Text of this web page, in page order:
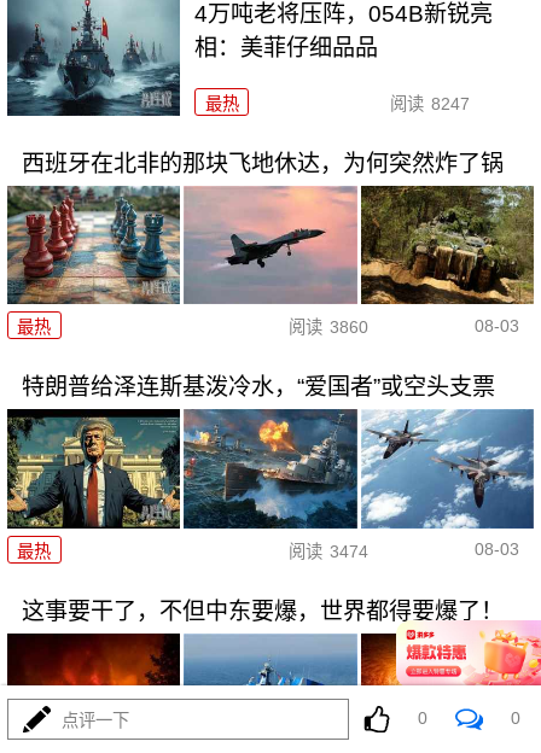
4万吨老将压阵，054B新锐亮
相：美菲仔细品品
最热 阅读 8247
西班牙在北非的那块飞地休达，为何突然炸了锅
最热 阅读 3860 08-03
特朗普给泽连斯基泼冷水，“爱国者”或空头支票
最热 阅读 3474 08-03
这事要干了，不但中东要爆，世界都得要爆了！
点评一下 0 0